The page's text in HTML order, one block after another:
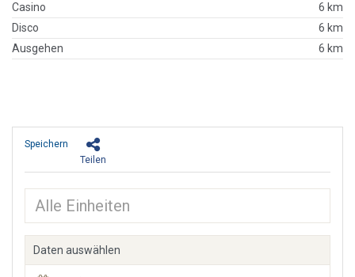
Casino
6 km
Disco
6 km
Ausgehen
6 km
Teilen
Speichern
Daten auswählen